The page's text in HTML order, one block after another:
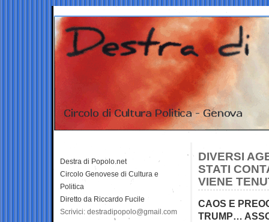
DIVERSI
STATI
VIENE
CAOS E
TRUMP…
Destra di Popolo.net
Circolo Genovese di Cultura e
Politica
Diretto da Riccardo Fucile
Scrivici: destradipopolo@gmail.com